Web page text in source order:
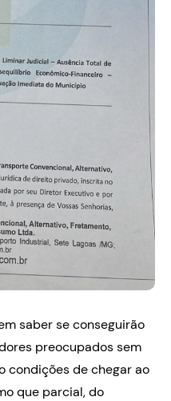
saber se conseguirão
preocupados sem
condições de chegar ao
que parcial, do